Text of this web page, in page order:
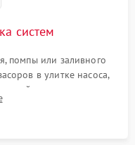
систем
помпы или заливного
в улитке насоса,
ремонт платы
проводки.